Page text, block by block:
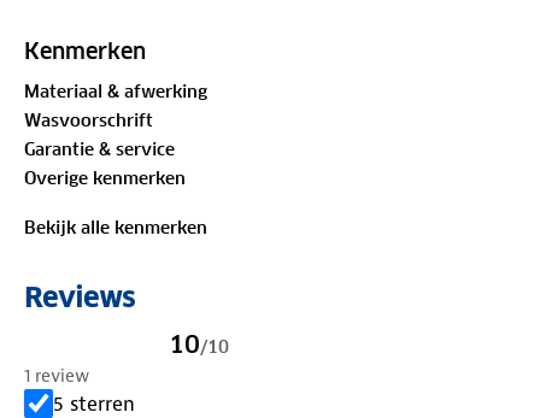
Materiaal:
Kenmerken
Materiaal & afwerking
Wasvoorschrift
Garantie & service
Overige kenmerken
Bekijk alle kenmerken
Reviews
10/10
1 review
5 sterren